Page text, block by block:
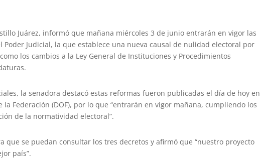
Juárez, informó que mañana miércoles 3 de junio entrarán en vigor las
Judicial, la que establece una nueva causal de nulidad electoral por
los cambios a la Ley General de Instituciones y Procedimientos
la senadora destacó estas reformas fueron publicadas el día de hoy en
Federación (DOF), por lo que “entrarán en vigor mañana, cumpliendo los
de la normatividad electoral”.
que se puedan consultar los tres decretos y afirmó que “nuestro proyecto
país”.